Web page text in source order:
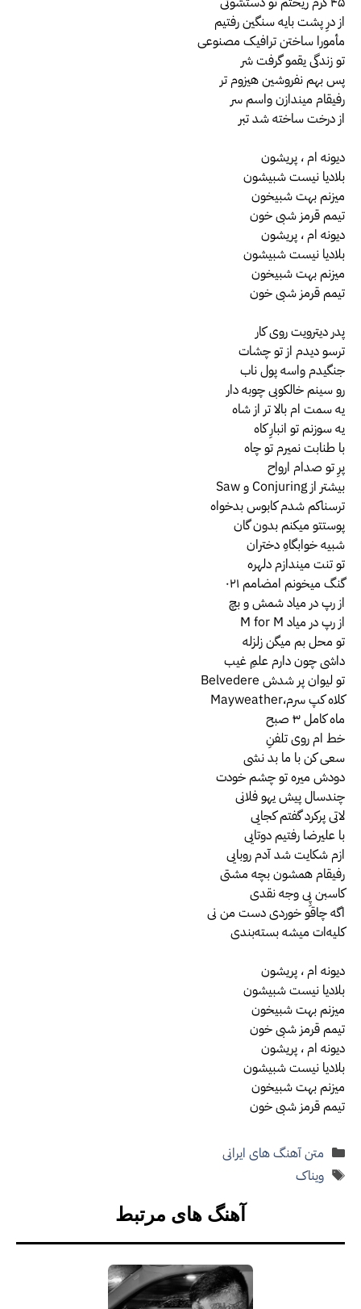
از درِ پشت بایه سنگین رفتیم
مأمورا ساختن ترافیک مصنوعی
تو زندگی یقمو گرفت شر
پس بهم نفروشین هیزوم تر
رفیقام میندازن واسم سر
از درخت ساخته شد تبر
دیونه ام ، پریشون
بلادیا نیست شبیشون
میزنم بهت شبیخون
تیمم قرمز شبی خون
دیونه ام ، پریشون
بلادیا نیست شبیشون
میزنم بهت شبیخون
تیمم قرمز شبی خون
پدر دیترویت روی کار
ترسو دیدم از تو چشات
جنگیدم واسه پول ناب
رو سینم خالکوبی چوبه دار
یه سمت ام بالا تر از شاه
یه سوزنم تو انبارِ کاه
با طنابت نمیرم تو چاه
پرِ تو صدام ارواح
بیشتر از Conjuring و Saw
ترسناکم شدم کابوس بدخواه
پوستتو میکنم بدون گان
شبیه خوابگاهِ دختران
تو تنت میندازم دلهره
گنگ میخونم امضامم ۰۲۱
از رپ در میاد شمش و بچ
از رپ در میاد M for M
تو محل بم میگن زلزله
داشی چون دارم علمِ غیب
تو لیوان پر شدش Belvedere
کلاه کپ سرم،Mayweather
ماه کامل ۳ِ صبح
خط ام روی تلفنِ
سعی کن با ما بد نشی
دودش میره تو چشم خودت
چندسال پیش یهو فلانی
لاتی پرکرد گفتم کجایی
با علیرضا رفتیم دوتایی
ازم شکایت شد آدم روبایی
رفیقام همشون بچه مشتی
کاسبن پیِ وجه نقدی
اگه چاقو خوردی دست من نی
کلیه‌ات میشه بسته‌بندی
دیونه ام ، پریشون
بلادیا نیست شبیشون
میزنم بهت شبیخون
تیمم قرمز شبی خون
دیونه ام ، پریشون
بلادیا نیست شبیشون
میزنم بهت شبیخون
تیمم قرمز شبی خون
دسته‌ها
متن آهنگ های ایرانی
برچسب‌ها
ویناک
آهنگ های مرتبط